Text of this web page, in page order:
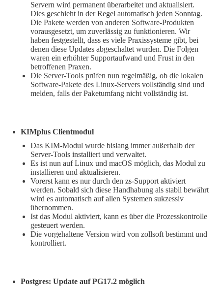
Servern wird permanent überarbeitet und aktualisiert.
Dies geschieht in der Regel automatisch jeden Sonntag.
Die Pakete werden von anderen Software-Produkten
vorausgesetzt, um zuverlässig zu funktionieren. Wir
haben festgestellt, dass es viele Praxissysteme gibt, bei
denen diese Updates abgeschaltet wurden. Die Folgen
waren ein erhöhter Supportaufwand und Frust in den
betroffenen Praxen.
Die Server-Tools prüfen nun regelmäßig, ob die lokalen
Software-Pakete des Linux-Servers vollständig sind und
melden, falls der Paketumfang nicht vollständig ist.
KIMplus Clientmodul
Das KIM-Modul wurde bislang immer außerhalb der
Server-Tools installiert und verwaltet.
Es ist nun auf Linux und macOS möglich, das Modul zu
installieren und aktualisieren.
Vorerst kann es nur durch den zs-Support aktiviert
werden. Sobald sich diese Handhabung als stabil bewährt
wird es automatisch auf allen Systemen sukzessiv
übernommen.
Ist das Modul aktiviert, kann es über die Prozesskontrolle
gesteuert werden.
Die vorgehaltene Version wird von zollsoft bestimmt und
kontrolliert.
Postgres: Update auf PG17.2 möglich